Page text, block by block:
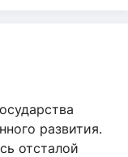
развития.
отсталой